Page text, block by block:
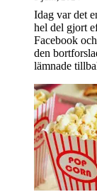
Idag var det
hel del gjort
Facebook
den
lämnade